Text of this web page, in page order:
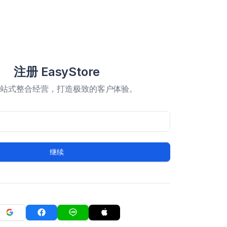
注册 EasyStore
式整合经营，打造极致的客户体验。
继续